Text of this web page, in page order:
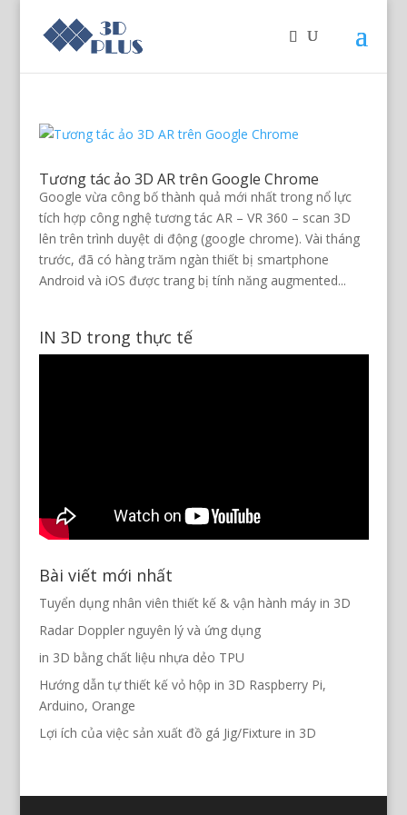
Tương tác ảo 3D AR trên Google Chrome
Google vừa công bố thành quả mới nhất trong nổ lực
tích hợp công nghệ tương tác AR – VR 360 – scan 3D
lên trên trình duyệt di động (google chrome). Vài tháng
trước, đã có hàng trăm ngàn thiết bị smartphone
Android và iOS được trang bị tính năng augmented...
IN 3D trong thực tế
Bài viết mới nhất
Tuyển dụng nhân viên thiết kế & vận hành máy in 3D
Radar Doppler nguyên lý và ứng dụng
in 3D bằng chất liệu nhựa dẻo TPU
Hướng dẫn tự thiết kế vỏ hộp in 3D Raspberry Pi,
Arduino, Orange
Lợi ích của việc sản xuất đồ gá Jig/Fixture in 3D